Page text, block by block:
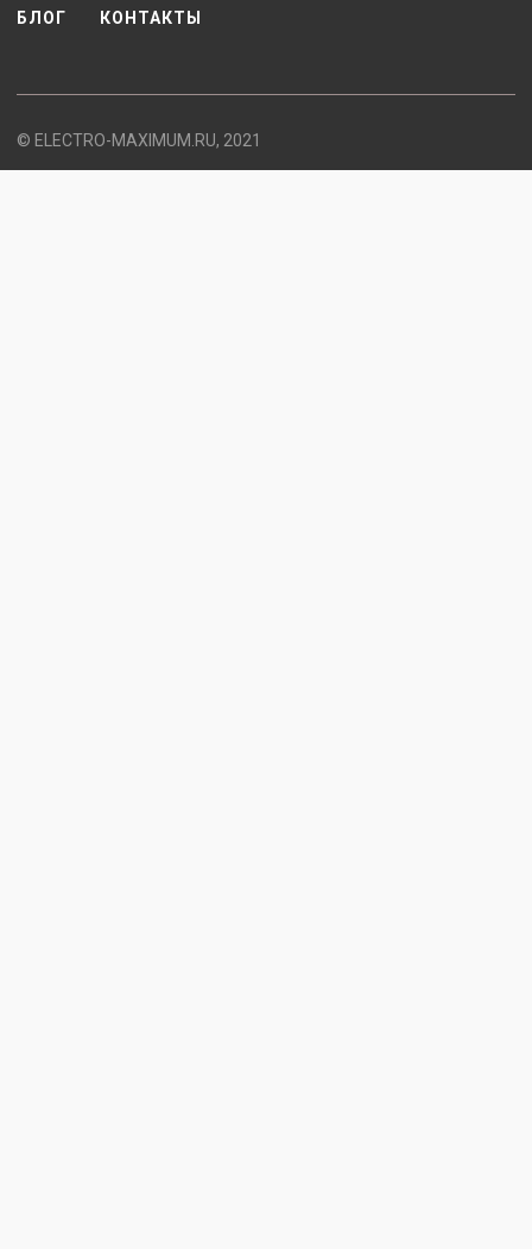
БЛОГ
КОНТАКТЫ
© ELECTRO-MAXIMUM.RU, 2021